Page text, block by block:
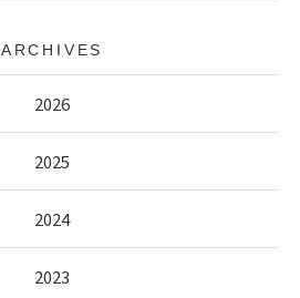
ARCHIVES
2026
2025
2024
2023